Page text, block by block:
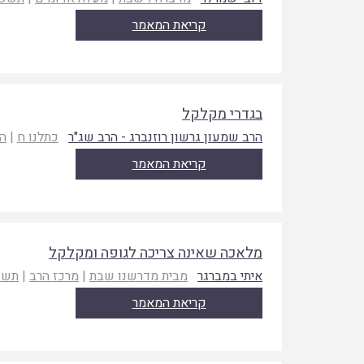
קריאת המאמר
בגדרי מקלקל
הרב שמעון גרשון רוזנברג - הרב שג"ר כתלנו ח |
קריאת המאמר
מלאכה שאינה צריכה לגופה ומקלקל
איתי במברגר מבית מדרשנו שבת | מרכז הרב |
קריאת המאמר